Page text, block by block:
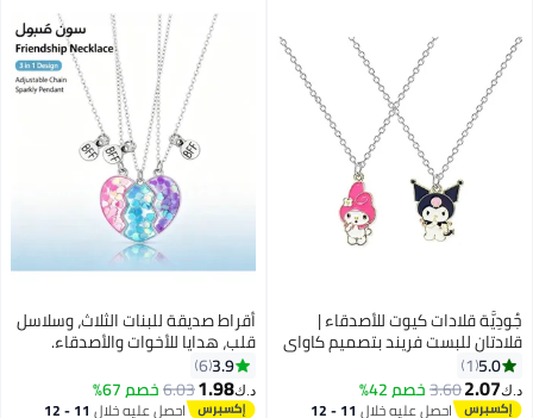
جُودِيَّة قلادات كيوت للأصدقاء |
قلادتان للبست فريند بتصميم كاواي
أنيق | هدية صداقة للمراهقات
والبنات
5.0
1
د.ك‏2.07
3.60خصم 42%
احصل عليه خلال 11 - 12
أقراط صديقة للبنات الثلاث، وسلاسل
قلب، هدايا للأخوات والأصدقاء.
3.9
6
د.ك‏1.98
6.03خصم 67%
احصل عليه خلال 11 - 12